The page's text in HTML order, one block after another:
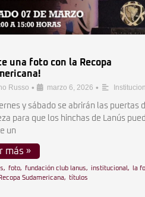
una foto con la Recopa
Russo • marzo 6, 2026 •
y sábado se abrirán las puertas
para que los hinchas de Lanús
un
más »
, foto, fundación club lanus, institucional , la
Recopa Sudamericana, títulos